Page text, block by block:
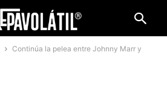
Continúa la pelea entre Johnny Marr y